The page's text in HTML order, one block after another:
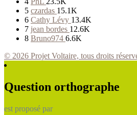
5 czardas 15.1K
6 Cathy Lévy 13.4K
7 jean bordes 12.6K
8 Bruno974 6.6K
© 2026 Projet Voltaire, tous droits
Question orthographe
est proposé par